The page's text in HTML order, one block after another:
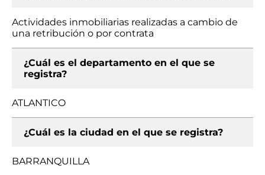
Actividades inmobiliarias realizadas a cambio de
una retribución o por contrata
¿Cuál es el departamento en el que se
registra?
ATLANTICO
¿Cuál es la ciudad en el que se registra?
BARRANQUILLA